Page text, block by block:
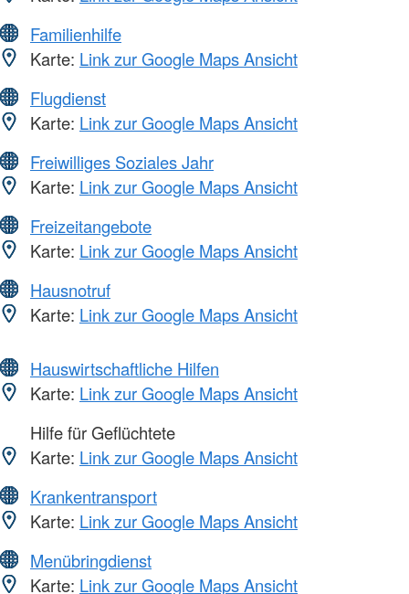
Familienhilfe
Karte: Link zur Google Maps Ansicht
Flugdienst
Karte: Link zur Google Maps Ansicht
Freiwilliges Soziales Jahr
Karte: Link zur Google Maps Ansicht
Freizeitangebote
Karte: Link zur Google Maps Ansicht
Hausnotruf
Karte: Link zur Google Maps Ansicht
Hauswirtschaftliche Hilfen
Karte: Link zur Google Maps Ansicht
Hilfe für Geflüchtete
Karte: Link zur Google Maps Ansicht
Krankentransport
Karte: Link zur Google Maps Ansicht
Menübringdienst
Karte: Link zur Google Maps Ansicht